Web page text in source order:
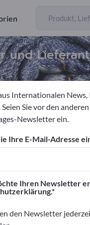
und
hier
und Ihre
hier veröffentlichen
Internationalen
Seien Sie vor den
Newsletter ein.
Ihre E-Mail-Adresse
Ihren Newsletter
den Newsletter